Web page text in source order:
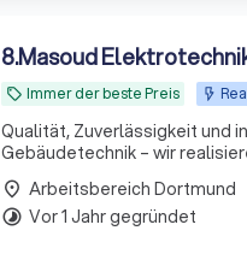
8.Masoud
local_offer Immer der beste Preis
Qualität, Zuverlässigkeit und
Gebäudetechnik – wir
place Arbeitsbereich Dortmund
timelapse Vor 1 Jahr gegründet